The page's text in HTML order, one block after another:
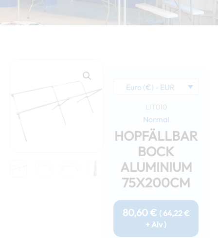
Euro (€) - EUR
LIT010
Normal
HOPFÄLLBAR
BOCK
ALUMINIUM
75X200CM
80,60 € ( 64,22€
+ Alv )